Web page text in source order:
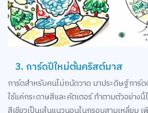
3. การ์ดปีใหม่ต้นคริสต์มาส
การ์ดสำหรับคนไม่ถนัดวาด มาประดิษฐ์การ์
ใช้แค่กระดาษสีและคัตเตอร์ ทำตามตัวอย่าง
สีเขียวเป็นเส้นแนวนอนในกรอบสามเหลี่ยม